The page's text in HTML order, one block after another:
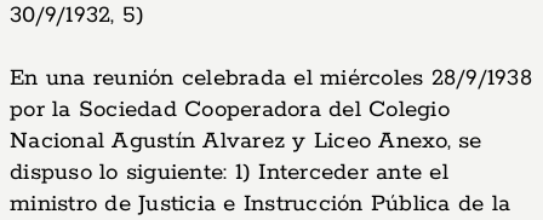
30/9/1932, 5)
En una reunión celebrada el miércoles 28/9/1938
por la Sociedad Cooperadora del Colegio
Nacional Agustín Alvarez y Liceo Anexo, se
dispuso lo siguiente: 1) Interceder ante el
ministro de Justicia e Instrucción Pública de la